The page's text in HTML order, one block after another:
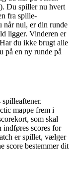
Du spiller nu hvert
fra spille-
når nul, er din runde
ligger. Vinderen er
du ikke brugt alle
på en ny runde på
mappe frem i
som skal
scores for
er spillet, vælger
score bestemmer dit